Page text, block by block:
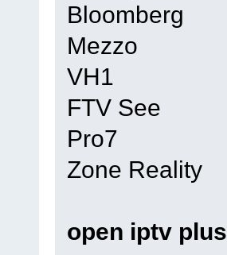
Bloomberg
Mezzo
VH1
FTV See
Pro7
Zone Reality
open iptv plus